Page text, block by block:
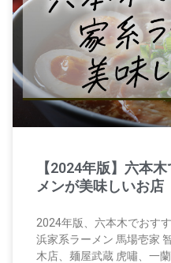
【2024年版】六本
メンが美味しいお店
2024年版、六本木でおす
浜家系ラーメン 馬場壱家
木店、麺屋武蔵 虎嘯、一